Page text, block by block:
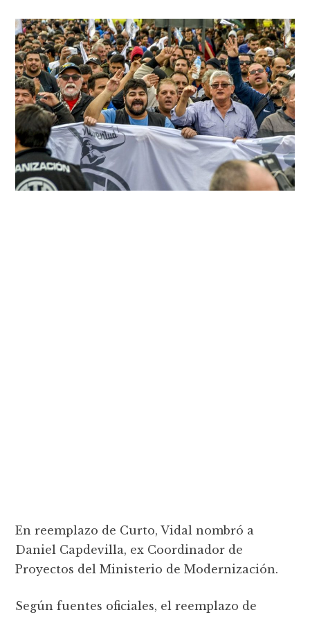
En reemplazo de Curto, Vidal nombró a
Daniel Capdevilla, ex Coordinador de
Proyectos del Ministerio de Modernización.
Según fuentes oficiales, el reemplazo de